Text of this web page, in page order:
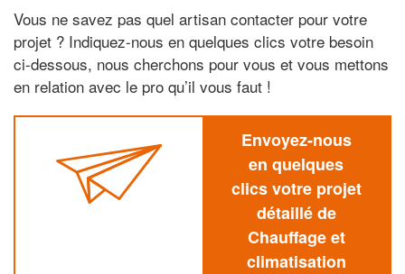
Vous ne savez pas quel artisan contacter pour votre
projet ? Indiquez-nous en quelques clics votre besoin
ci-dessous, nous cherchons pour vous et vous mettons
en relation avec le pro qu’il vous faut !
Envoyez-nous
en quelques
clics votre projet
détaillé de
Chauffage et
climatisation